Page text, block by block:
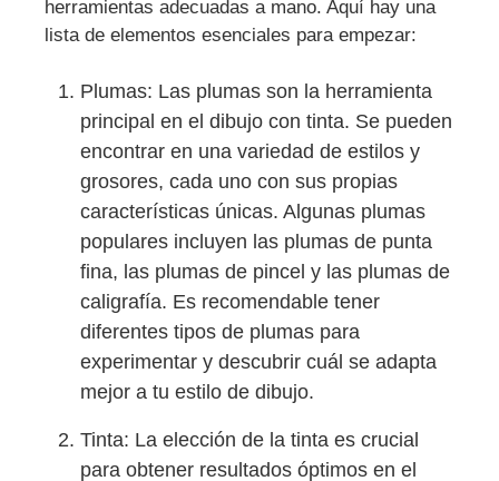
herramientas adecuadas a mano. Aquí hay una
lista de elementos esenciales para empezar:
Plumas: Las plumas son la herramienta
principal en el dibujo con tinta. Se pueden
encontrar en una variedad de estilos y
grosores, cada uno con sus propias
características únicas. Algunas plumas
populares incluyen las plumas de punta
fina, las plumas de pincel y las plumas de
caligrafía. Es recomendable tener
diferentes tipos de plumas para
experimentar y descubrir cuál se adapta
mejor a tu estilo de dibujo.
Tinta: La elección de la tinta es crucial
para obtener resultados óptimos en el